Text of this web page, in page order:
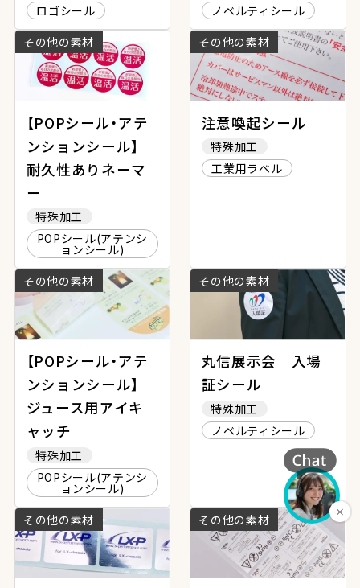
ロゴシール
ノベルティシール
その他の素材
【POPシール・アテ
ンションシール】
耐久性ありネーマ
ー
特殊加工
POPシール(アテンシ
ョンシール)
その他の素材
注意喚起シール
特殊加工
工業用ラベル
その他の素材
【POPシール・アテ
ンションシール】
ジュース用アイキ
ャッチ
特殊加工
POPシール(アテンシ
ョンシール)
その他の素材
丸信展示会 入場
証シール
特殊加工
ノベルティシール
その他の素材 その他の素材